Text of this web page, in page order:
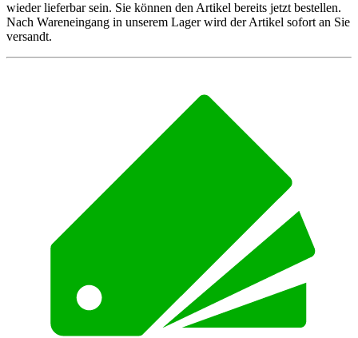
wieder lieferbar sein. Sie können den Artikel bereits jetzt bestellen.
Nach Wareneingang in unserem Lager wird der Artikel sofort an Sie
versandt.